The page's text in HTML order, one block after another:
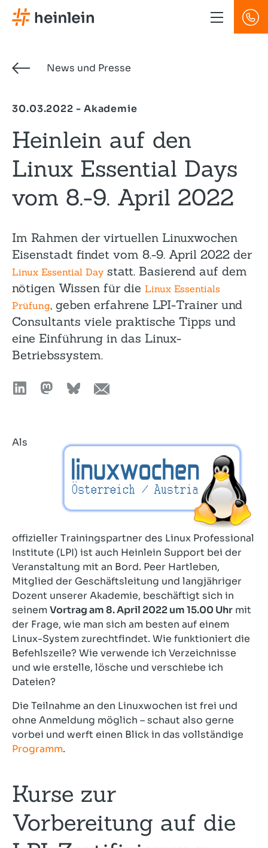
Direkt
zum
News und Presse
30.03.2022 - Akademie
Heinlein auf den
Linux Essential Days
vom 8.-9. April 2022
Im Rahmen der virtuellen Linuxwochen
Eisenstadt findet vom 8.-9. April 2022 der
Linux Essential Daystatt. Basierend auf dem
nötigen Wissen für die Linux Essentials
Prüfung, geben erfahrene LPI-Trainer und
Consultants viele praktische Tipps und
eine Einführung in das Linux-
Betriebssystem.
Als
offizieller Trainingspartner des Linux Professional
Institute (LPI) ist auch Heinlein Support bei der
Veranstaltung mit an Bord. Peer Hartleben,
Mitglied der Geschäftsleitung und langjähriger
Dozent unserer Akademie, beschäftigt sich in
seinemVortrag am 8. April 2022 um 15.00 Uhr mit
der Frage, wie man sich am besten auf einem
Linux-System zurechtfindet. Wie funktioniert die
Befehlszeile? Wie verwende ich Verzeichnisse
und wie erstelle, lösche und verschiebe ich
Dateien?
Die Teilnahme an den Linuxwochen ist frei und
ohne Anmeldung möglich – schaut also gerne
vorbei und werft einen Blick in das vollständige
Programm.
Kurse zur
Vorbereitung auf die